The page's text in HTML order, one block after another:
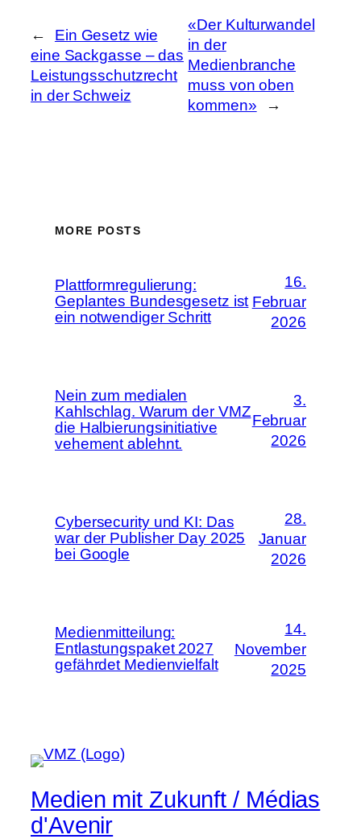
←
Ein Gesetz wie
eine Sackgasse – das
Leistungsschutzrecht
in der Schweiz
«Der Kulturwandel
in der
Medienbranche
muss von oben
kommen»
→
MORE POSTS
Plattformregulierung:
Geplantes Bundesgesetz ist
ein notwendiger Schritt
16.
Februar
2026
Nein zum medialen
Kahlschlag. Warum der VMZ
die Halbierungsinitiative
vehement ablehnt.
3.
Februar
2026
Cybersecurity und KI: Das
war der Publisher Day 2025
bei Google
28.
Januar
2026
Medienmitteilung:
Entlastungspaket 2027
gefährdet Medienvielfalt
14.
November
2025
Medien mit Zukunft / Médias
d'Avenir